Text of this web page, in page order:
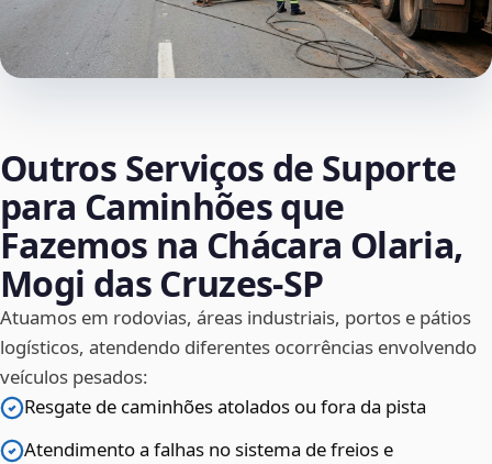
Outros Serviços de Suporte
para Caminhões que
Fazemos na Chácara Olaria,
Mogi das Cruzes‑SP
Atuamos em rodovias, áreas industriais, portos e pátios
logísticos, atendendo diferentes ocorrências envolvendo
veículos pesados:
Resgate de caminhões atolados ou fora da pista
Atendimento a falhas no sistema de freios e